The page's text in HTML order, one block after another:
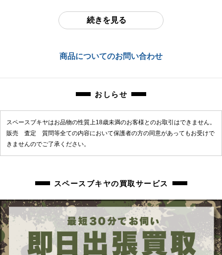
付属します。現状品となりますのでよくご確認ください。
お品物についてのご注意を必ずお読み頂き、ご同意の上でご購入下さい
東京都江戸川区中葛西6-10-14 2F
続きを見る
商品についてのお問い合わせ
おしらせ
スペースブキヤはお品物の性質上18歳未満のお客様とのお取引はできません。
販売 査定 質問等全ての内容において保護者の方の同意があってもお受けで
きませんのでご了承ください。
スペースブキヤの買取サービス